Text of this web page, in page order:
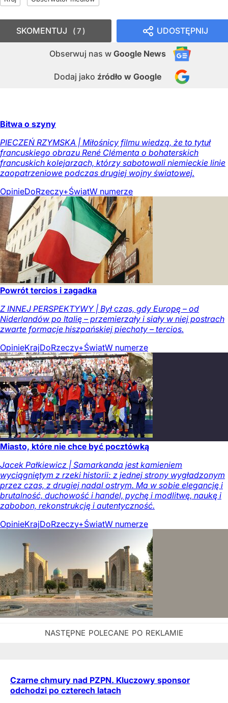
UDOSTĘPNIJ
Obserwuj nas w Google News
Dodaj jako źródło w Google
SKOMENTUJ 7
Bitwa o szyny
PIECZEŃ RZYMSKA | Miłośnicy filmu wiedzą, że to tytuł
francuskiego obrazu René Clémenta o bohaterskich
francuskich kolejarzach, którzy sabotowali niemieckie linie
zaopatrzeniowe podczas drugiej wojny światowej.
OpinieDoRzeczy+ŚwiatW numerze
Powrót tercios i zagadka
Z INNEJ PERSPEKTYWY | Był czas, gdy Europę – od
Niderlandów po Italię – przemierzały i siały w niej postrach
zwarte formacje hiszpańskiej piechoty – tercios.
OpinieKrajDoRzeczy+ŚwiatW numerze
Miasto, które nie chce być pocztówką
Jacek Pałkiewicz | Samarkanda jest kamieniem
wyciągniętym z rzeki historii: z jednej strony wygładzonym
przez czas, z drugiej nadal ostrym. Ma w sobie elegancję i
brutalność, duchowość i handel, pychę i modlitwę, naukę i
zabobon, rekonstrukcję i autentyczność.
OpinieKrajDoRzeczy+ŚwiatW numerze
Czarne chmury nad PZPN. Kluczowy sponsor
odchodzi po czterech latach